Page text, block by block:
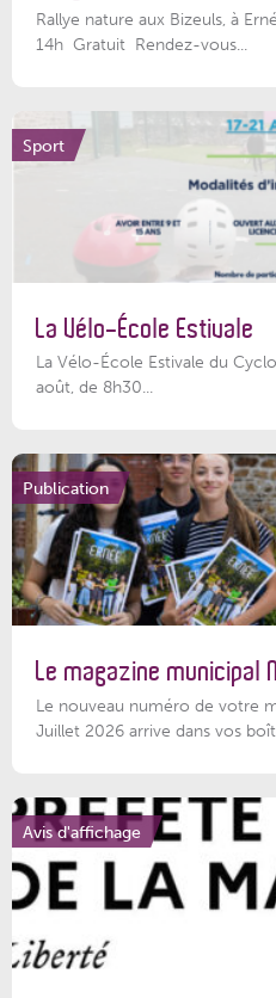
Rallye nature aux Bizeuls, à
14h Gratuit Rendez-vous...
Sport
La Vélo-École Estivale
La Vélo-École Estivale du
août, de 8h30...
Publication
Le magazine municipal
Le nouveau numéro de votre
Juillet 2026 arrive dans vos
Avis d'affichage